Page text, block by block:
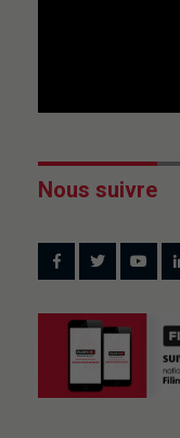
Nous suivre